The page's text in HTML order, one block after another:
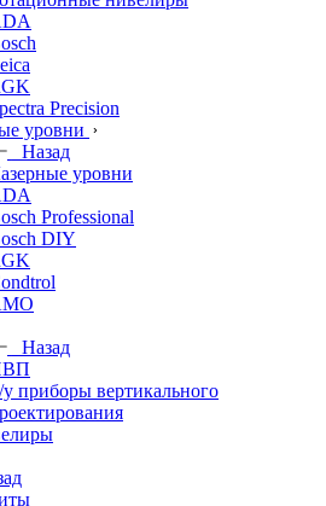
Precision
уровни
Назад
уровни
Professional
DIY
Назад
приборы вертикального